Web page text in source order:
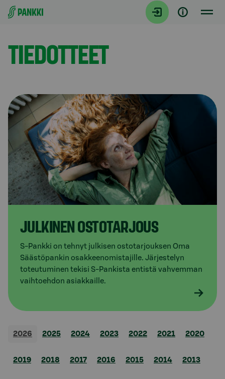
Siirry suoraan sisältöön
Etusivu
TIEDOTTEET
JULKINEN OSTO­TARJOUS
S-Pankki on tehnyt julkisen ostotarjouksen Oma
Säästöpankin osakkeenomistajille. Järjestelyn
toteutuminen tekisi S-Pankista entistä vahvemman
vaihtoehdon asiakkaille.
2026 2025 2024 2023 2022 2021 2020
2019 2018 2017 2016 2015 2014 2013